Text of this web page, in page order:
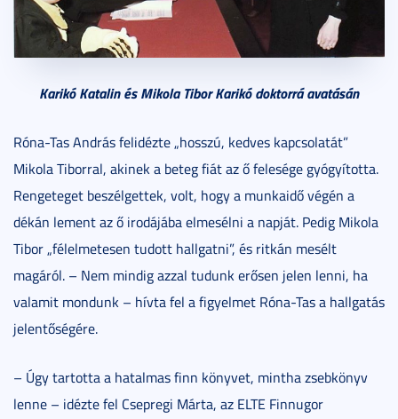
Karikó Katalin és Mikola Tibor Karikó doktorrá avatásán
Róna-Tas András felidézte „hosszú, kedves kapcsolatát”
Mikola Tiborral, akinek a beteg fiát az ő felesége gyógyította.
Rengeteget beszélgettek, volt, hogy a munkaidő végén a
dékán lement az ő irodájába elmesélni a napját. Pedig Mikola
Tibor „félelmetesen tudott hallgatni”, és ritkán mesélt
magáról. – Nem mindig azzal tudunk erősen jelen lenni, ha
valamit mondunk – hívta fel a figyelmet Róna-Tas a hallgatás
jelentőségére.
– Úgy tartotta a hatalmas finn könyvet, mintha zsebkönyv
lenne – idézte fel Csepregi Márta, az ELTE Finnugor